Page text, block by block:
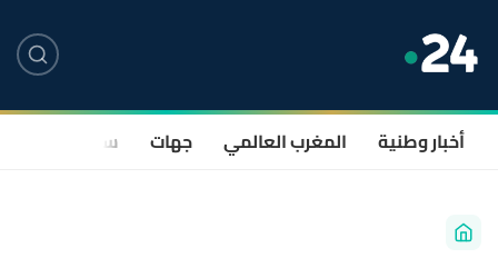
أخبار وطنية المغرب العالمي جهات سياسة